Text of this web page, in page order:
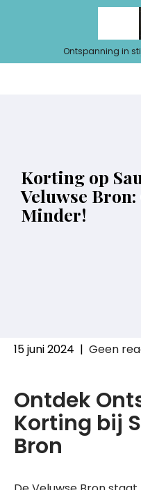
Ontspanning in
Korting op
Veluwse
Minder!
15 juni 2024 | Geen
Ontdek
Korting bij
Bron